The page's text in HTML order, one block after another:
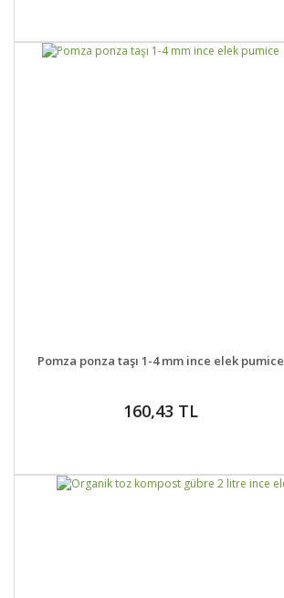
DETAYLAR SEPETE EKLE
Pomza ponza taşı 1-4 mm ince elek pumice
160,43 TL